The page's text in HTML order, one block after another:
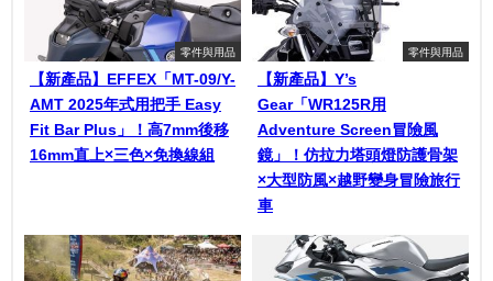
零件與用品
【新產品】EFFEX「MT-09/Y-
AMT 2025年式用把手 Easy
Fit Bar Plus」！高7mm後移
16mm直上×三色×免換線組
零件與用品
【新產品】Y’s
Gear「WR125R用
Adventure Screen冒險風
鏡」！仿拉力塔頭燈防護骨架
×大型防風×越野變身冒險旅行
車